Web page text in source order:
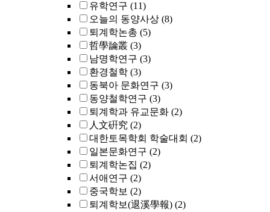
유학연구 (11)
오늘의 동양사상 (8)
퇴계학논총 (5)
哲學論叢 (3)
남명학연구 (3)
환경철학 (3)
동북아 문화연구 (3)
동양철학연구 (3)
퇴계학과 유교문화 (2)
人文硏究 (2)
대한토목학회 학술대회 (2)
일본문화연구 (2)
퇴계학논집 (2)
서애연구 (2)
중국학보 (2)
퇴계학보(退溪學報) (2)